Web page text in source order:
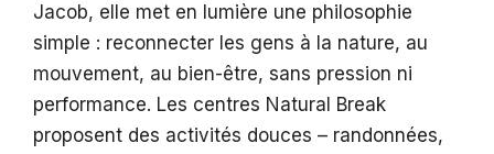
Jacob, elle met en lumière une philosophie
simple : reconnecter les gens à la nature, au
mouvement, au bien-être, sans pression ni
performance. Les centres Natural Break
proposent des activités douces – randonnées,